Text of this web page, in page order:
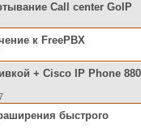
Call center GoIP
к FreePBX
+ Cisco IP Phone
быстрого